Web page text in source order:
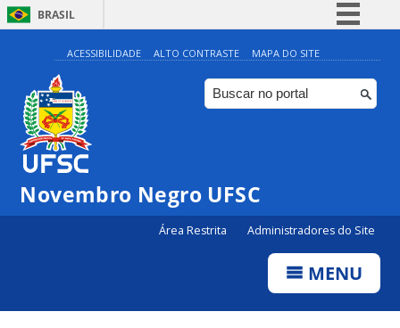
BRASIL
Simplifique!
Comunica BR
Participe
ACESSIBILIDADE ALTO CONTRASTE MAPA DO SITE
Novembro Negro UFSC
Área Restrita Administradores do Site
MENU